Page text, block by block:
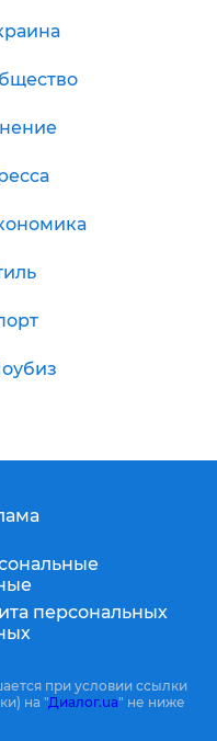
персональных
при условии ссылки
на "Диалог.ua" не ниже